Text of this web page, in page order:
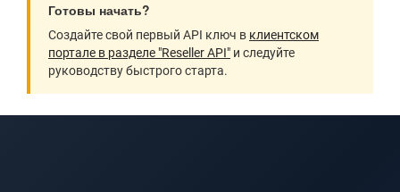
Готовы начать?
Создайте свой первый API ключ в клиентском
портале в разделе "Reseller API" и следуйте
руководству быстрого старта.